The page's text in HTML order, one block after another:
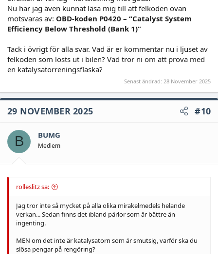
Nu har jag även kunnat läsa mig till att felkoden ovan
motsvaras av: OBD-koden P0420 – “Catalyst System
Efficiency Below Threshold (Bank 1)”
Tack i övrigt för alla svar. Vad är er kommentar nu i ljuset av
felkoden som lösts ut i bilen? Vad tror ni om att prova med
en katalysatorreningsflaska?
Senast ändrad: 28 November 2025
29 NOVEMBER 2025 #10
B BUMG
Medlem
rolleslitz sa:
Jag tror inte så mycket på alla olika mirakelmedels helande
verkan... Sedan finns det ibland pärlor som är bättre än
ingenting.
MEN om det inte är katalysatorn som är smutsig, varför ska du
slösa pengar på rengöring?